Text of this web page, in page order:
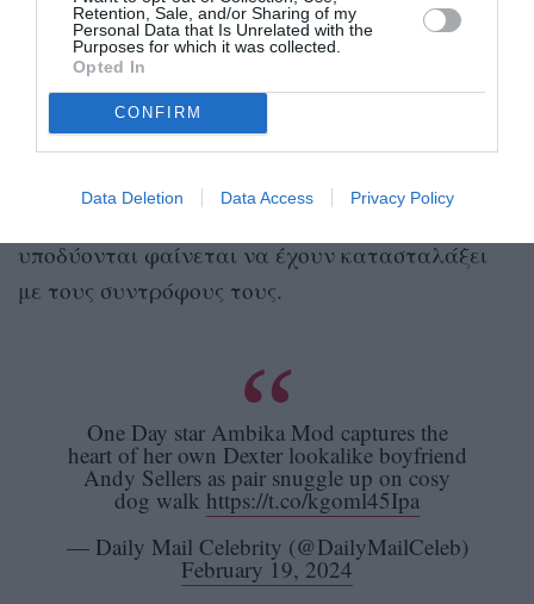
Retention, Sale, and/or Sharing of my
Personal Data that Is Unrelated with the
Purposes for which it was collected.
Opted In
CONFIRM
Data Deletion Data Access Privacy Policy
Οι σχέσεις των πρωταγωνιστών στην
πραγματική ζωή θυμίζουν σινεμά
Και μπορεί στο One Day Emma και Dexter να ζουν
έναν έντονο και γεμάτο εντάσεις έρωτα, στην
υποδύονται φαίνεται να έχουν κατασταλάξει
με τους συντρόφους τους.
One Day star Ambika Mod captures the
heart of her own Dexter lookalike boyfriend
Andy Sellers as pair snuggle up on cosy
dog walk https://t.co/kgoml45Ipa
— Daily Mail Celebrity (@DailyMailCeleb)
February 19, 2024